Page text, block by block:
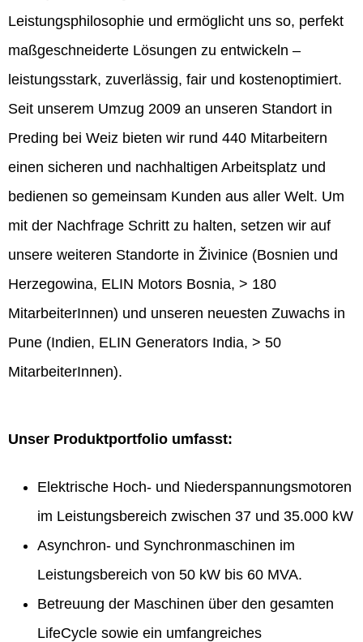
Leistungsphilosophie und ermöglicht uns so, perfekt
maßgeschneiderte Lösungen zu entwickeln –
leistungsstark, zuverlässig, fair und kostenoptimiert.
Seit unserem Umzug 2009 an unseren Standort in
Preding bei Weiz bieten wir rund 440 Mitarbeitern
einen sicheren und nachhaltigen Arbeitsplatz und
bedienen so gemeinsam Kunden aus aller Welt. Um
mit der Nachfrage Schritt zu halten, setzen wir auf
unsere weiteren Standorte in Živinice (Bosnien und
Herzegowina, ELIN Motors Bosnia, > 180
MitarbeiterInnen) und unseren neuesten Zuwachs in
Pune (Indien, ELIN Generators India, > 50
MitarbeiterInnen).
Unser Produktportfolio umfasst:
Elektrische Hoch- und Niederspannungsmotoren
im Leistungsbereich zwischen 37 und 35.000 kW
Asynchron- und Synchronmaschinen im
Leistungsbereich von 50 kW bis 60 MVA.
Betreuung der Maschinen über den gesamten
LifeCycle sowie ein umfangreiches